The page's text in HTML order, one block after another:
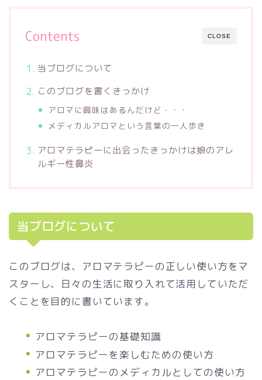
CLOSE
Contents
当ブログについて
このブログを書くきっかけ
アロマに興味はあるんだけど・・・
メディカルアロマという言葉の一人歩き
アロマテラピーに出会ったきっかけは娘のアレ
ルギー性鼻炎
当ブログについて
このブログは、アロマテラピーの正しい使い方をマ
スターし、日々の生活に取り入れて活用していただ
くことを目的に書いています。
アロマテラピーの基礎知識
アロマテラピーを楽しむための使い方
アロマテラピーのメディカルとしての使い方